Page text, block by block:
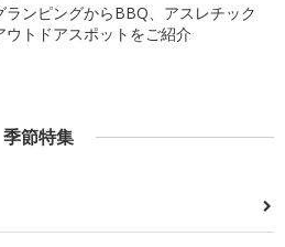
ランピングからBBQ、アスレチック
ウトドアスポットをご紹介
季節特集